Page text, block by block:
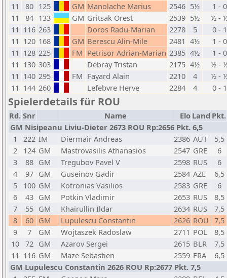
11
80 125 GM Manolache Marius 2546 5½
1 - 0
11
84 133 GM Gritsak Orest 2539 5½
½ -
11 116 263 Doros Radu-Marian 2278 5
0 - 1
11 120 168 GM Berescu Alin-Mile 2481 4½
1 - 0
11 128 225 FM Petrisor Adrian-Marian 2385 4½
1 - 0
11 130 303 Debray Tristan 2175 4½
½ -
11 140 295 FM Fayard Alain 2210 4
½ -
11 144 260 Lefebvre Herve 2284 4 0 - 1
Spielerdetails für ROU
Rd. Snr Name Elo Land Pkt.
GM Nisipeanu Liviu-Dieter 2673 ROU Rp:2656 Pkt. 6,5
1
222 IM Diermair Andreas 2386 AUT
5,5
2
124 GM Mastrovasilis Athanasios 2547 GRE
6
3
88 GM Tregubov Pavel V 2598 RUS
6
4
97 GM Guseinov Gadir 2584 AZE
6,5
5
100 GM Kotronias Vasilios 2583 GRE
6
6
43 GM Potkin Vladimir 2653 RUS
8,5
7
55 GM Khairullin Ildar 2634 RUS
7,5
8
60 GM Lupulescu Constantin 2626 ROU 7,5
9
7 GM Wojtaszek Radoslaw 2711 POL
8,5
10 72 GM Azarov Sergei 2615 BLR
7,5
11 116 GM Maze Sebastien 2559 FRA
6,5
GM Lupulescu Constantin 2626 ROU Rp:2677 Pkt. 7,5